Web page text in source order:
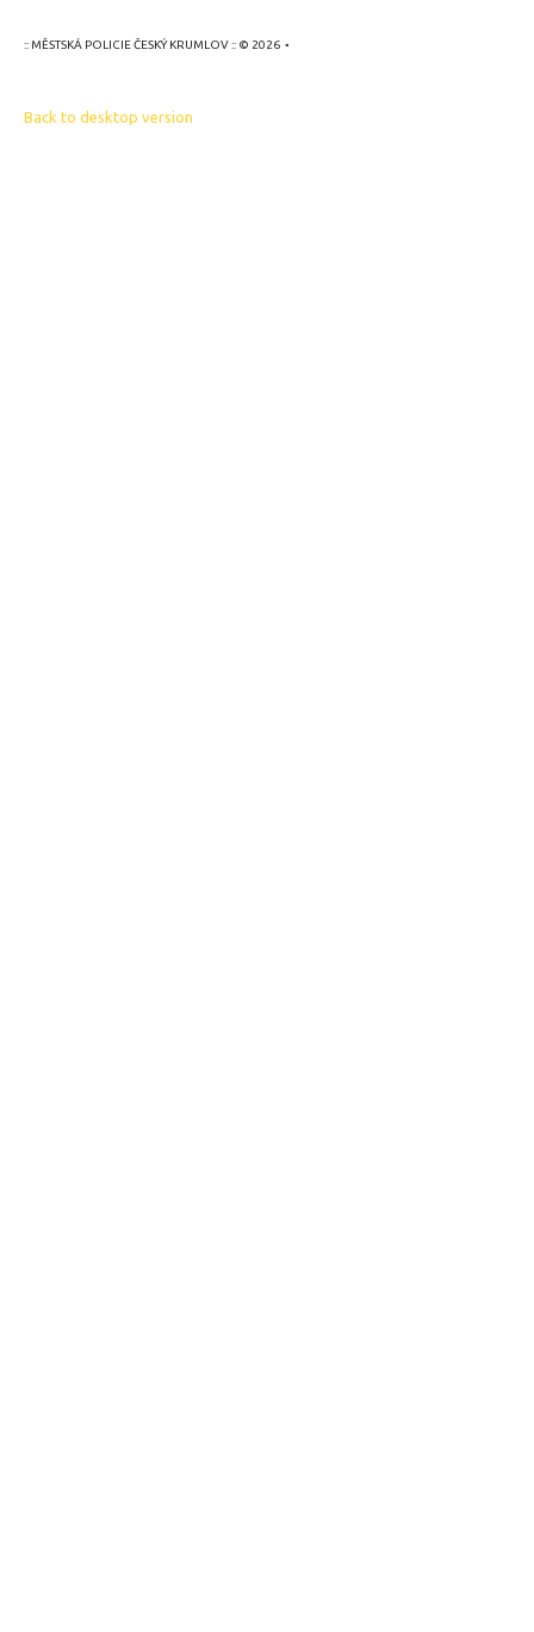
:: MĚSTSKÁ POLICIE ČESKÝ KRUMLOV :: © 2026
Back to desktop version